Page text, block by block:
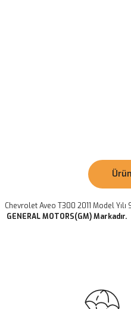
Chevrolet Aveo T300 2011 Model
GENERAL MOTORS(GM) Markadır.
Ürün açıklamasında eksik